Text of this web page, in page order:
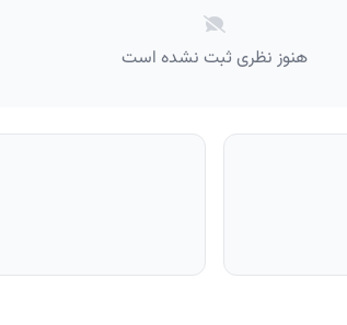
هنوز نظری ثبت نشده است